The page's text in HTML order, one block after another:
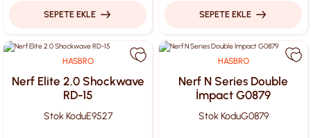
SEPETE EKLE SEPETE EKLE
HASBRO
Nerf Elite 2.0 Shockwave
RD-15
Stok KoduE9527
HASBRO
Nerf N Series Double
İmpact G0879
Stok KoduG0879